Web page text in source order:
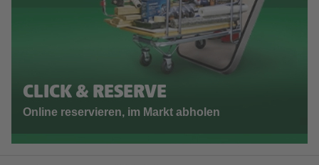
CLICK & RESERVE
Online reservieren, im Markt abholen